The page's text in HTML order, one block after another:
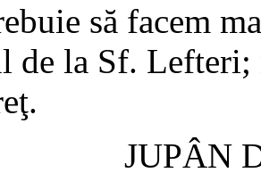
să facem
de la Sf. Lefteri;
JUPÂN